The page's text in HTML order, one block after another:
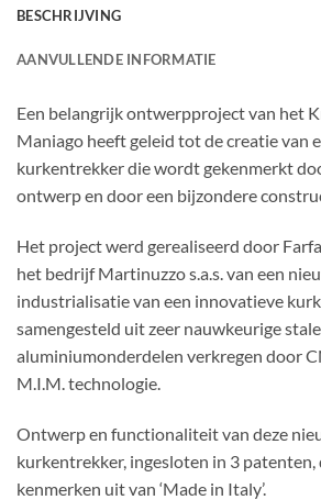
BESCHRIJVING
AANVULLENDE INFORMATIE
Een belangrijk ontwerpproject van het
Maniago heeft geleid tot de creatie van
kurkentrekker die wordt gekenmerkt
ontwerp en door een bijzondere
Het project werd gerealiseerd door
het bedrijf Martinuzzo s.a.s. van een
industrialisatie van een innovatieve
samengesteld uit zeer nauwkeurige
aluminiumonderdelen verkregen door
M.I.M. technologie.
Ontwerp en functionaliteit van deze
kurkentrekker, ingesloten in 3
kenmerken uit van ‘Made in Italy’.